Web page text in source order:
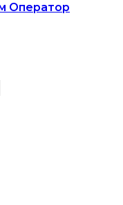
Оператор